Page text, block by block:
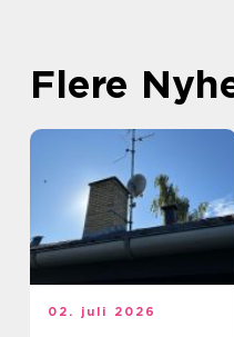
Flere
02. juli 2026